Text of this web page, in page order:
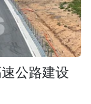
公路建设